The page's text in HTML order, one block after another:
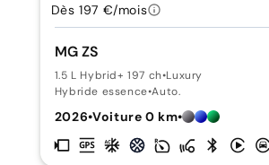
MG ZS
1.5 L Hybrid+ 197 ch•Luxury
Hybride essence•Auto.
2026•Voiture 0 km•
Dès 197 €/mois